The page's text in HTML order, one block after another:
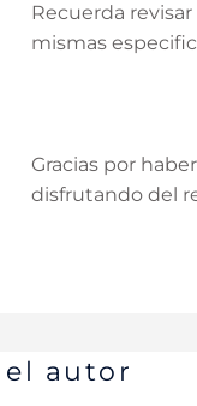
Recuerda
mismas
Gracias por
disfrutando del
el autor